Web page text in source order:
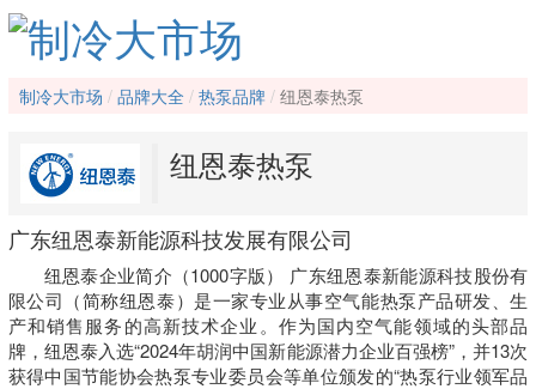
制冷大市场 品牌大全 热泵品牌 纽恩泰热泵
纽恩泰热泵
广东纽恩泰新能源科技发展有限公司
纽恩泰企业简介（1000字版） 广东纽恩泰新能源科技股份有
限公司（简称纽恩泰）是一家专业从事空气能热泵产品研发、生
产和销售服务的高新技术企业。作为国内空气能领域的头部品
牌，纽恩泰入选“2024年胡润中国新能源潜力企业百强榜”，并13次
获得中国节能协会热泵专业委员会等单位颁发的“热泵行业领军品